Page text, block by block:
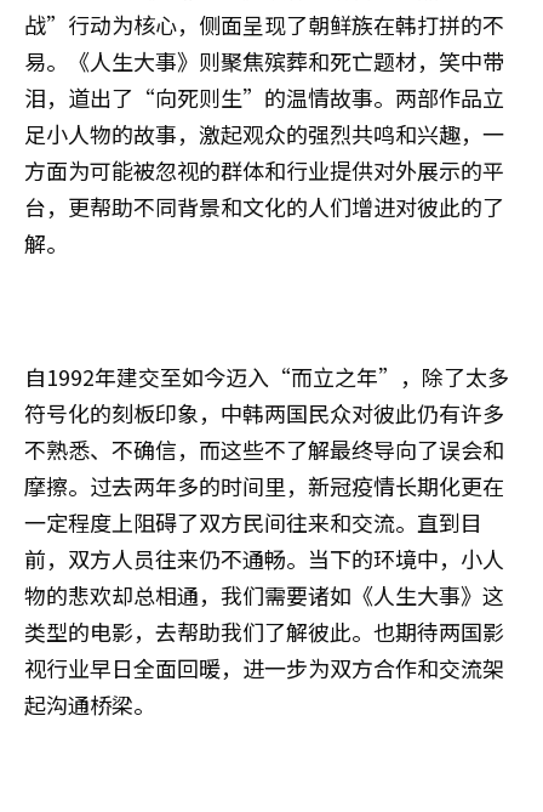
战”行动为核心，侧面呈现了朝鲜族在韩打拼的不
易。《人生大事》则聚焦殡葬和死亡题材，笑中带
泪，道出了“向死则生”的温情故事。两部作品立
足小人物的故事，激起观众的强烈共鸣和兴趣，一
方面为可能被忽视的群体和行业提供对外展示的平
台，更帮助不同背景和文化的人们增进对彼此的了
解。
自1992年建交至如今迈入“而立之年”，除了太多
符号化的刻板印象，中韩两国民众对彼此仍有许多
不熟悉、不确信，而这些不了解最终导向了误会和
摩擦。过去两年多的时间里，新冠疫情长期化更在
一定程度上阻碍了双方民间往来和交流。直到目
前，双方人员往来仍不通畅。当下的环境中，小人
物的悲欢却总相通，我们需要诸如《人生大事》这
类型的电影，去帮助我们了解彼此。也期待两国影
视行业早日全面回暖，进一步为双方合作和交流架
起沟通桥梁。